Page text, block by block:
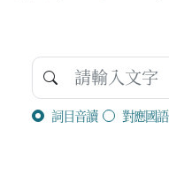
詞目音讀 對應國語